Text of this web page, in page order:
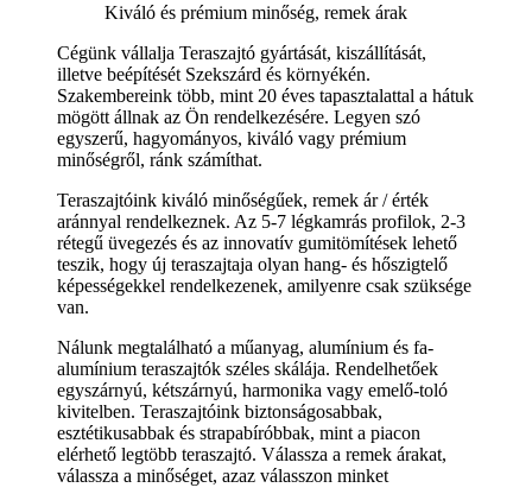
Kiváló és prémium minőség, remek árak
Cégünk vállalja Teraszajtó gyártását, kiszállítását,
illetve beépítését Szekszárd és környékén.
Szakembereink több, mint 20 éves tapasztalattal a hátuk
mögött állnak az Ön rendelkezésére. Legyen szó
egyszerű, hagyományos, kiváló vagy prémium
minőségről, ránk számíthat.
Teraszajtóink kiváló minőségűek, remek ár / érték
aránnyal rendelkeznek. Az 5-7 légkamrás profilok, 2-3
rétegű üvegezés és az innovatív gumitömítések lehető
teszik, hogy új teraszajtaja olyan hang- és hőszigtelő
képességekkel rendelkezenek, amilyenre csak szüksége
van.
Nálunk megtalálható a műanyag, alumínium és fa-
alumínium teraszajtók széles skálája. Rendelhetőek
egyszárnyú, kétszárnyú, harmonika vagy emelő-toló
kivitelben. Teraszajtóink biztonságosabbak,
esztétikusabbak és strapabíróbbak, mint a piacon
elérhető legtöbb teraszajtó. Válassza a remek árakat,
válassza a minőséget, azaz válasszon minket